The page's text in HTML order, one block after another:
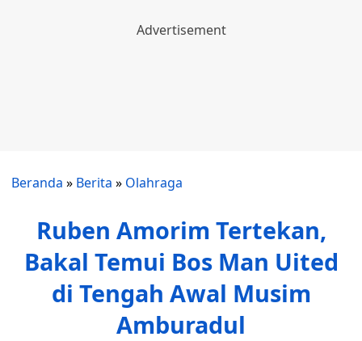
Beranda » Berita » Olahraga
Ruben Amorim Tertekan,
Bakal Temui Bos Man Uited
di Tengah Awal Musim
Amburadul